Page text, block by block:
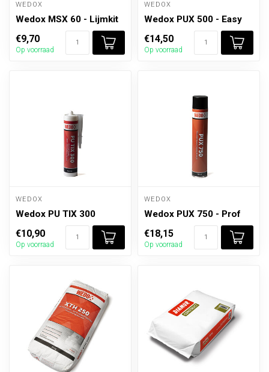
WEDOX
Wedox MSX 60 - Lijmkit
€9,70
Op voorraad
WEDOX
Wedox PUX 500 - Easy
€14,50
Op voorraad
WEDOX
Wedox PU TIX 300
€10,90
Op voorraad
WEDOX
Wedox PUX 750 - Prof
€18,15
Op voorraad